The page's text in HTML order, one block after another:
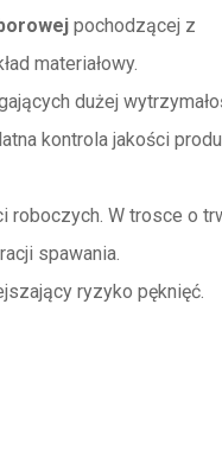
pochodzącej z
materiałowy.
dużej
kontrola jakości
W trosce o
spawania.
ryzyko pęknięć.